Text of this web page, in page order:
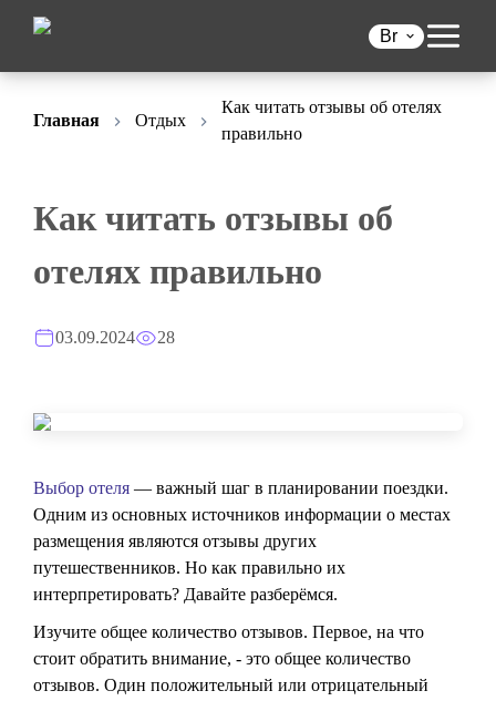
Br
Главная Отдых
Как читать отзывы об отелях
правильно
Как читать отзывы об
отелях правильно
03.09.2024 28
Выбор отеля — важный шаг в планировании поездки.
Одним из основных источников информации о местах
размещения являются отзывы других
путешественников. Но как правильно их
интерпретировать? Давайте разберёмся.
Изучите общее количество отзывов. Первое, на что
стоит обратить внимание, - это общее количество
отзывов. Один положительный или отрицательный